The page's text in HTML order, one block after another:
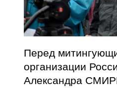
Перед
организации
Александра